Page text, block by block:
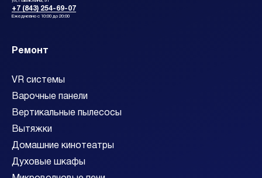
+7 (843) 254-69-07
Ежедневно с 10:00 до 20:00
Ремонт
VR системы
Варочные панели
Вертикальные пылесосы
Вытяжки
Домашние кинотеатры
Духовые шкафы